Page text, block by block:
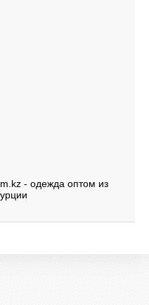
- одежда оптом из